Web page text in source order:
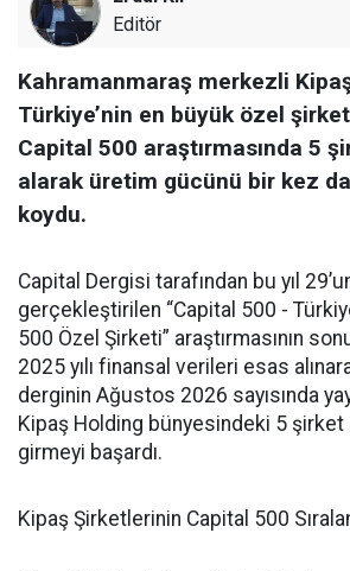
Editör
Kahramanmaraş merkezli
Türkiye’nin en büyük özel
Capital 500 araştırmasında 5
alarak üretim gücünü bir kez
koydu.
Capital Dergisi tarafından bu yıl
gerçekleştirilen “Capital 500 -
500 Özel Şirketi” araştırmasının
2025 yılı finansal verileri esas
derginin Ağustos 2026 sayısında
Kipaş Holding bünyesindeki 5 şirket
girmeyi başardı.
Kipaş Şirketlerinin Capital 500